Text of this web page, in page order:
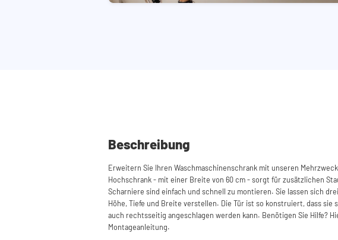
Beschreibung
Erweitern Sie Ihren Waschmaschinenschrank mit unseren
Hochschrank - mit einer Breite von 60 cm - sorgt für zusätzlichen
Scharniere sind einfach und schnell zu montieren. Sie lassen sich
Höhe, Tiefe und Breite verstellen. Die Tür ist so konstruiert, dass sie
auch rechtsseitig angeschlagen werden kann. Benötigen Sie Hilfe?
Montageanleitung.